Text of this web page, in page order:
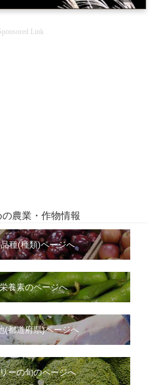
Link
の農業・作物情報
種(種類)ページへ
養素のページへ
(都道府県)ページへ
ーの旬のページへ